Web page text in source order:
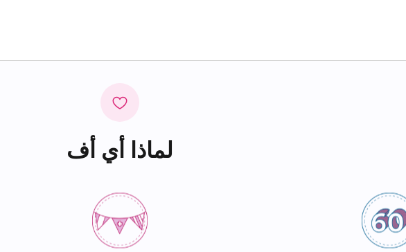
لماذا أي أف